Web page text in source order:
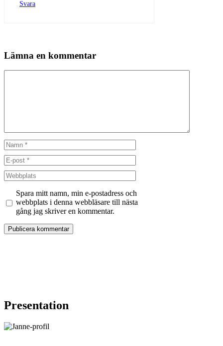
Svara
Lämna en kommentar
Namn
E-
post
Webbplats
Spara mitt namn, min e-postadress och
webbplats i denna webbläsare till nästa
gång jag skriver en kommentar.
Presentation